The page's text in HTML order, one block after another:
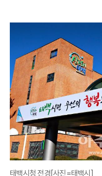
태백시청 전경[사진=태백시]